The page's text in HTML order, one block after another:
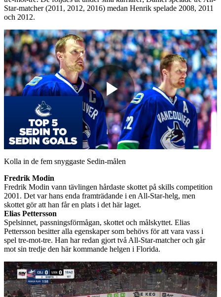
Star-matcher (2011, 2012, 2016) medan Henrik spelade 2008, 2011
och 2012.
Play
Video
Kolla in de fem snyggaste Sedin-målen
Fredrik Modin
Fredrik Modin vann tävlingen hårdaste skottet på skills competition
2001. Det var hans enda framträdande i en All-Star-helg, men
skottet gör att han får en plats i det här laget.
Elias Pettersson
Spelsinnet, passningsförmågan, skottet och målskyttet. Elias
Pettersson besitter alla egenskaper som behövs för att vara vass i
spel tre-mot-tre. Han har redan gjort två All-Star-matcher och går
mot sin tredje den här kommande helgen i Florida.